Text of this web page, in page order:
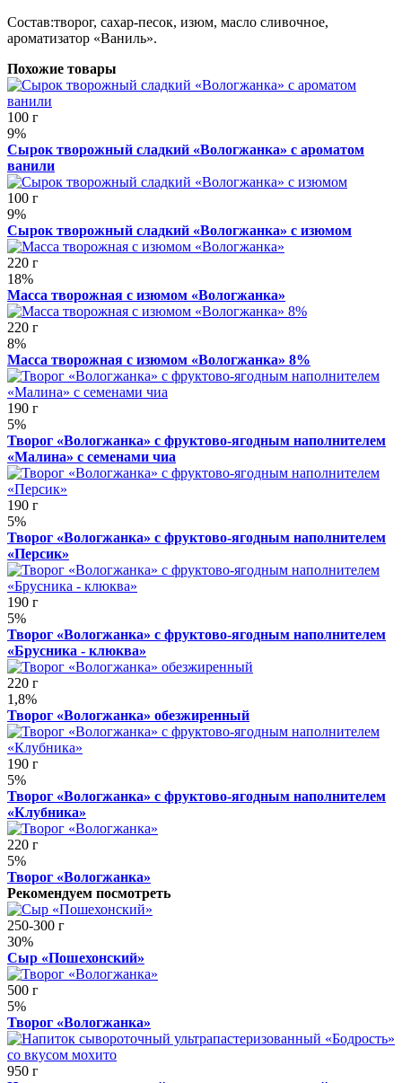
Состав:творог, сахар-песок, изюм, масло сливочное,
ароматизатор «Ваниль».
Похожие товары
100 г
9%
Сырок творожный сладкий «Вологжанка» с ароматом
ванили
100 г
9%
Сырок творожный сладкий «Вологжанка» с изюмом
220 г
18%
Масса творожная с изюмом «Вологжанка»
220 г
8%
Масса творожная с изюмом «Вологжанка» 8%
190 г
5%
Творог «Вологжанка» с фруктово-ягодным наполнителем
«Малина» с семенами чиа
190 г
5%
Творог «Вологжанка» с фруктово-ягодным наполнителем
«Персик»
190 г
5%
Творог «Вологжанка» с фруктово-ягодным наполнителем
«Брусника - клюква»
220 г
1,8%
Творог «Вологжанка» обезжиренный
190 г
5%
Творог «Вологжанка» с фруктово-ягодным наполнителем
«Клубника»
220 г
5%
Творог «Вологжанка»
Рекомендуем посмотреть
250-300 г
30%
Сыр «Пошехонский»
500 г
5%
Творог «Вологжанка»
950 г